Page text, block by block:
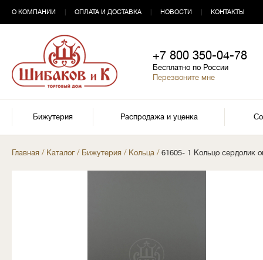
О КОМПАНИИ ОПЛАТА И ДОСТАВКА НОВОСТИ КОНТАКТЫ
+7 800 350-04-78
Бесплатно по России
Перезвоните мне
Бижутерия Распродажа и уценка
Главная / Каталог/ Бижутерия / Кольца / 61605- 1 Кольцо сердолик